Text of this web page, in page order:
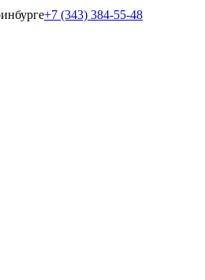
+7 (343) 384-55-48